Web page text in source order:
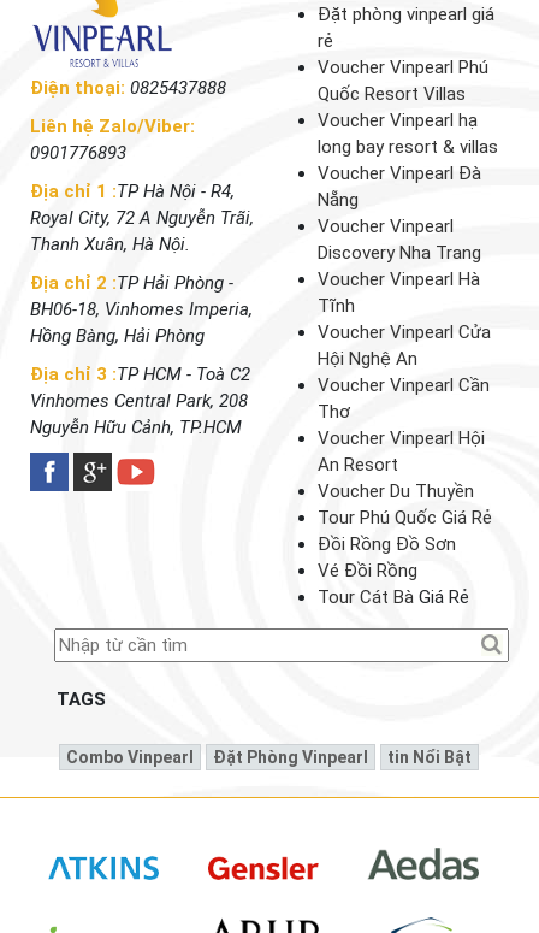
Điện thoại: 0825437888
Liên hệ Zalo/Viber:
0901776893
Địa chỉ 1 :TP Hà Nội - R4,
Royal City, 72 A Nguyễn Trãi,
Thanh Xuân, Hà Nội.
Địa chỉ 2 :TP Hải Phòng -
BH06-18, Vinhomes Imperia,
Hồng Bàng, Hải Phòng
Địa chỉ 3 :TP HCM - Toà C2
Vinhomes Central Park, 208
Nguyễn Hữu Cảnh, TP.HCM
Đặt phòng vinpearl giá
rẻ
Voucher Vinpearl Phú
Quốc Resort Villas
Voucher Vinpearl hạ
long bay resort & villas
Voucher Vinpearl Đà
Nẵng
Voucher Vinpearl
Discovery Nha Trang
Voucher Vinpearl Hà
Tĩnh
Voucher Vinpearl Cửa
Hội Nghệ An
Voucher Vinpearl Cần
Thơ
Voucher Vinpearl Hội
An Resort
Voucher Du Thuyền
Tour Phú Quốc Giá Rẻ
Đồi Rồng Đồ Sơn
Vé Đồi Rồng
Tour Cát Bà Giá Rẻ
TAGS
Combo Vinpearl Đặt Phòng Vinpearl Tin Nổi Bật